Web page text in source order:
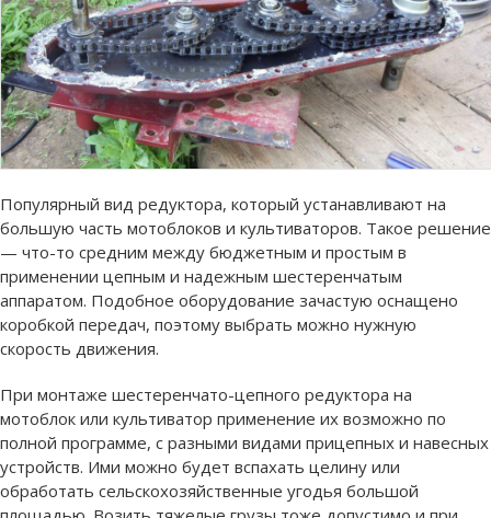
Популярный вид редуктора, который устанавливают на
большую часть мотоблоков и культиваторов. Такое решение
— что-то средним между бюджетным и простым в
применении цепным и надежным шестеренчатым
аппаратом. Подобное оборудование зачастую оснащено
коробкой передач, поэтому выбрать можно нужную
скорость движения.
При монтаже шестеренчато-цепного редуктора на
мотоблок или культиватор применение их возможно по
полной программе, с разными видами прицепных и навесных
устройств. Ими можно будет вспахать целину или
обработать сельскохозяйственные угодья большой